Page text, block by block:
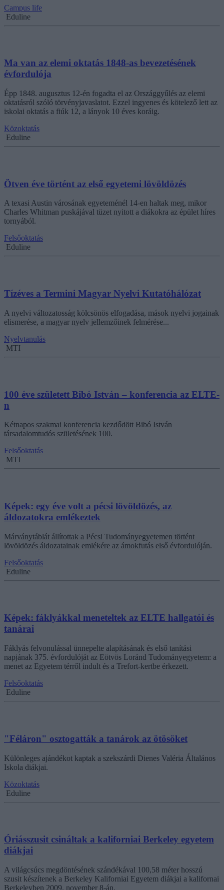
Campus life
Eduline
Ma van az elemi oktatás 1848-as bevezetésének
évfordulója
Épp 1848. augusztus 12-én fogadta el az Országgyűlés az elemi
oktatásról szóló törvényjavaslatot. Ezzel ingyenes és kötelező lett az
iskolai oktatás a fiúk 12, a lányok 10 éves koráig.
Közoktatás
Eduline
Ötven éve történt az első egyetemi lövöldözés
A texasi Austin városának egyeteménél 14-en haltak meg, mikor
Charles Whitman puskájával tüzet nyitott a diákokra az épület híres
tornyából.
Felsőoktatás
Eduline
Tízéves a Termini Magyar Nyelvi Kutatóhálózat
A nyelvi változatosság kölcsönös elfogadása, mások nyelvi jogainak
elismerése, a magyar nyelv jellemzőinek felmérése...
Nyelvtanulás
MTI
100 éve született Bibó István – konferencia az ELTE-
n
Kétnapos szakmai konferencia kezdődött Bibó István
társadalomtudós születésének 100.
Felsőoktatás
MTI
Képek: egy éve volt a pécsi lövöldözés, az
áldozatokra emlékeztek
Márványtáblát állítottak a Pécsi Tudományegyetemen történt
lövöldözés áldozatainak emlékére az ámokfutás első évfordulóján.
Felsőoktatás
Eduline
Képek: fáklyákkal meneteltek az ELTE hallgatói és
tanárai
Fáklyás felvonulással ünnepelte alapításának és első tanítási
napjának 375. évfordulóját az Eötvös Loránd Tudományegyetem: a
menet az Egyetem térről indult és a Trefort-kertbe érkezett.
Felsőoktatás
Eduline
"Féláron" osztogatták a tanárok az ötösöket
Különleges ajándékot kaptak a szekszárdi Dienes Valéria Általános
Iskola diákjai.
Közoktatás
Eduline
Óriásszusit csináltak a kaliforniai Berkeley egyetem
diákjai
A világcsúcs megdöntésének szándékával 100,58 méter hosszú
szusit készítenek a Berkeley Kaliforniai Egyetem diákjai a kalifornai
Berkeleyben 2009. november 8-án.